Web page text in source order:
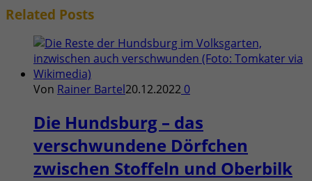
Related Posts
Von Rainer Bartel20.12.2022 0
Die Hundsburg – das
verschwundene Dörfchen
zwischen Stoffeln und Oberbilk